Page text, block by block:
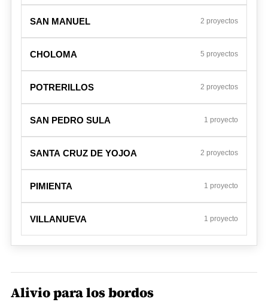
SAN MANUEL 2 proyectos
CHOLOMA 5 proyectos
POTRERILLOS 2 proyectos
SAN PEDRO SULA 1 proyecto
SANTA CRUZ DE YOJOA 2 proyectos
PIMIENTA 1 proyecto
VILLANUEVA 1 proyecto
Alivio para los bordos